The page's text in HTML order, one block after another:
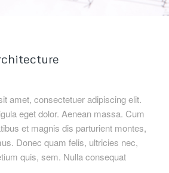
amet, consectetuer adipiscing elit.
eget dolor. Aenean massa. Cum
et magnis dis parturient montes,
Donec quam felis, ultricies nec,
quis, sem. Nulla consequat